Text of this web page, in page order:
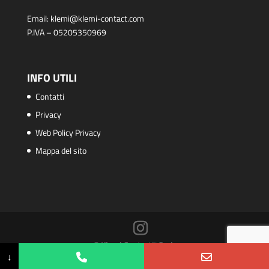
Email: klemi@klemi-contact.com
P.IVA – 05205350969
INFO UTILI
Contatti
Privacy
Web Policy Privacy
Mappa del sito
© Klemi Contact™ S.r.l.
PHP Code Snippets
↓